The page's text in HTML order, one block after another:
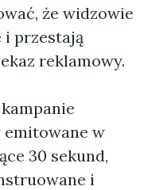
że widzowie
i przestają
reklamowy.
emitowane w
30 sekund,
i